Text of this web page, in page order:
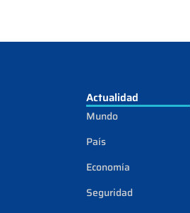
Actualidad
Mundo
País
Economía
Seguridad